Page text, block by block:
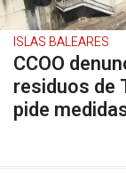
ISLAS BALEARES
CCOO
residuos de
pide